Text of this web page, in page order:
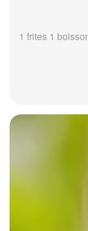
1 frites 1